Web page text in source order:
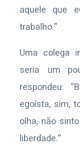
aquele que
trabalho.”
Uma colega
seria um
respondeu:
egoísta, sim,
olha, não
liberdade.”